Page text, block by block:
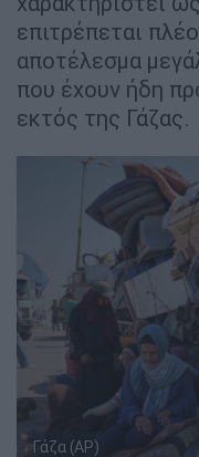
επιτρέπεται
αποτέλεσμα
που έχουν ήδη
εκτός της Γάζας.
Γάζα (AP)